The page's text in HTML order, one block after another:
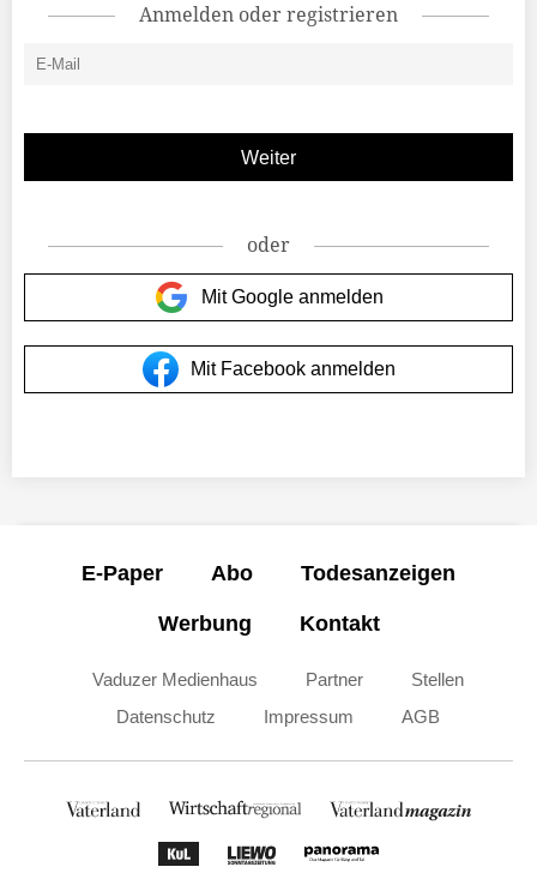
Anmelden oder registrieren
oder
Mit Google anmelden
Mit Facebook anmelden
E-Paper Abo Todesanzeigen
Werbung Kontakt
Vaduzer Medienhaus Partner
Stellen
Datenschutz
Impressum AGB